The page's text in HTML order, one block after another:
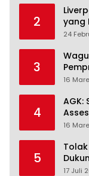
2
yang
24
3
16
4
AGK:
16
5
17 Juli